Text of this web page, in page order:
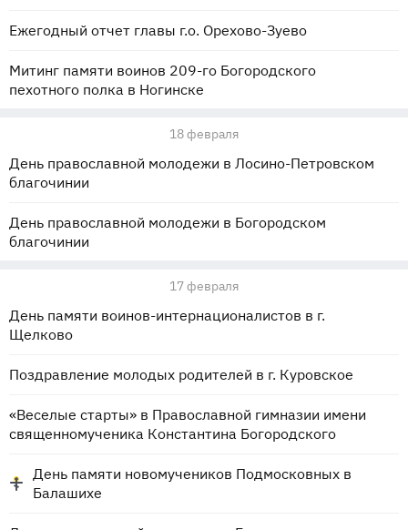
Ежегодный отчет главы г.о. Орехово-Зуево
Митинг памяти воинов 209-го Богородского
пехотного полка в Ногинске
18 февраля
День православной молодежи в Лосино-Петровском
благочинии
День православной молодежи в Богородском
благочинии
17 февраля
День памяти воинов-интернационалистов в г.
Щелково
Поздравление молодых родителей в г. Куровское
«Веселые старты» в Православной гимназии имени
священномученика Константина Богородского
День памяти новомучеников Подмосковных в
Балашихе